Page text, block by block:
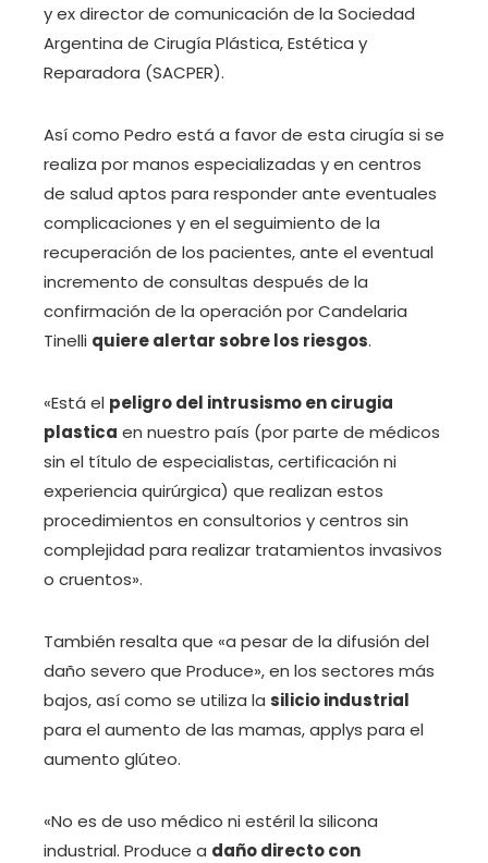
y ex director de comunicación de la Sociedad
Argentina de Cirugía Plástica, Estética y
Reparadora (SACPER).
Así como Pedro está a favor de esta cirugía si se
realiza por manos especializadas y en centros
de salud aptos para responder ante eventuales
complicaciones y en el seguimiento de la
recuperación de los pacientes, ante el eventual
incremento de consultas después de la
confirmación de la operación por Candelaria
Tinelli quiere alertar sobre los riesgos.
«Está el peligro del intrusismo en cirugia
plastica en nuestro país (por parte de médicos
sin el título de especialistas, certificación ni
experiencia quirúrgica) que realizan estos
procedimientos en consultorios y centros sin
complejidad para realizar tratamientos invasivos
o cruentos».
También resalta que «a pesar de la difusión del
daño severo que Produce», en los sectores más
bajos, así como se utiliza la silicio industrial
para el aumento de las mamas, applys para el
aumento glúteo.
«No es de uso médico ni estéril la silicona
industrial. Produce a daño directo con